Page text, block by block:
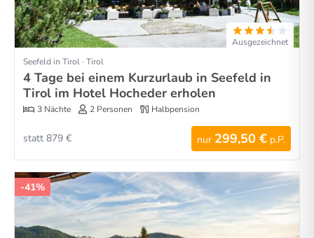
Ausgezeichnet
Seefeld in Tirol · Tirol
4 Tage bei einem Kurzurlaub in Seefeld in
Tirol im Hotel Hocheder erholen
3 Nächte 2 Personen Halbpension
nur 299,50 € p.P.
statt 879 €
-41%